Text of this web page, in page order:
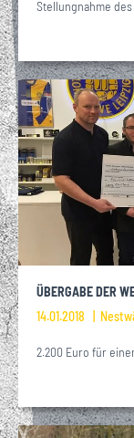
Stellungnahme des
ÜBERGABE DER
14.01.2018
2.200 Euro für